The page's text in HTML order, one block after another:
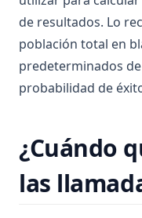
de resultados. Lo
población total en
predeterminados
probabilidad de
¿Cuándo
las